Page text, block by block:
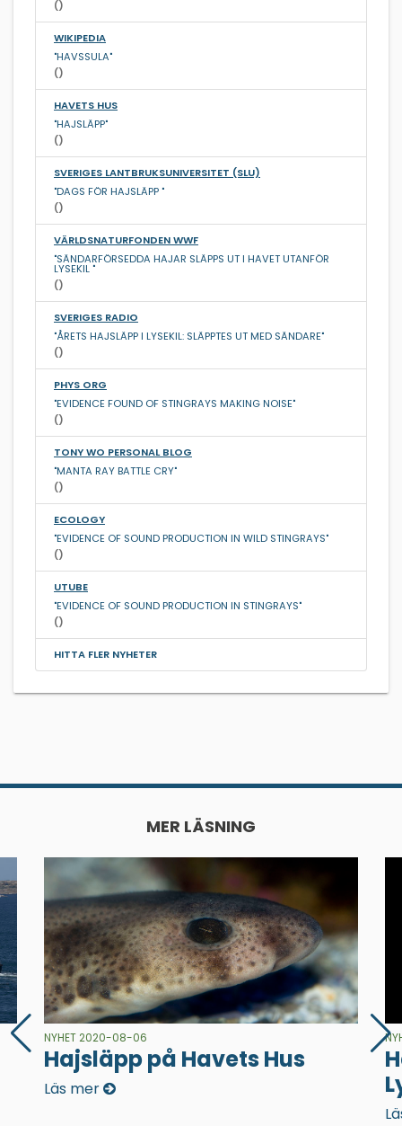
()
WIKIPEDIA
"HAVSSULA"
()
HAVETS HUS
"HAJSLÄPP"
()
SVERIGES LANTBRUKSUNIVERSITET (SLU)
"DAGS FÖR HAJSLÄPP "
()
VÄRLDSNATURFONDEN WWF
"SÄNDARFÖRSEDDA HAJAR SLÄPPS UT I HAVET UTANFÖR
LYSEKIL "
()
SVERIGES RADIO
"ÅRETS HAJSLÄPP I LYSEKIL: SLÄPPTES UT MED SÄNDARE"
()
PHYS ORG
"EVIDENCE FOUND OF STINGRAYS MAKING NOISE"
()
TONY WO PERSONAL BLOG
"MANTA RAY BATTLE CRY"
()
ECOLOGY
"EVIDENCE OF SOUND PRODUCTION IN WILD STINGRAYS"
()
UTUBE
"EVIDENCE OF SOUND PRODUCTION IN STINGRAYS"
()
HITTA FLER NYHETER
MER LÄSNING
NYHET 2020-08-06
Hajsläpp på Havets Hus
Läs mer